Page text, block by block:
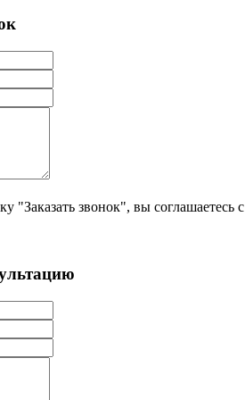
"Заказать звонок", вы соглашаетесь с